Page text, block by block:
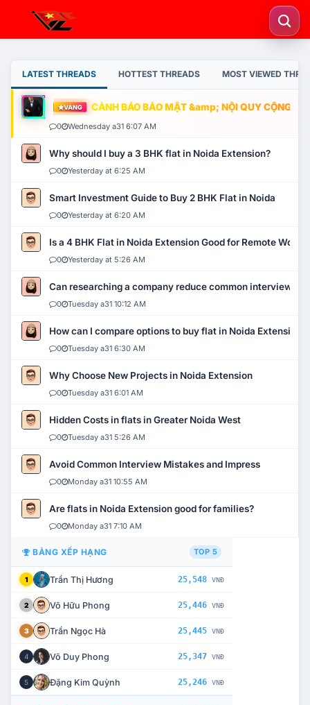
LATEST THREADS HOTTEST THREADS MOST VIEWED
VÀNG CẢNH BÁO BẢO MẬT &amp; NỘI QUY CỘNG
0 Wednesday a31 6:07 AM
Why should I buy a 3 BHK flat in Noida Extension?
0 Yesterday at 6:25 AM
Smart Investment Guide to Buy 2 BHK Flat in Noida
0 Yesterday at 6:20 AM
Is a 4 BHK Flat in Noida Extension Good for Remote Work?
0 Yesterday at 5:26 AM
Can researching a company reduce common interview
0 Tuesday a31 10:12 AM
How can I compare options to buy flat in Noida Extension?
0 Tuesday a31 6:30 AM
Why Choose New Projects in Noida Extension
0 Tuesday a31 6:01 AM
Hidden Costs in flats in Greater Noida West
0 Tuesday a31 5:26 AM
Avoid Common Interview Mistakes and Impress
0 Monday a31 10:55 AM
Are flats in Noida Extension good for families?
0 Monday a31 7:10 AM
BẢNG XẾP HẠNG TOP 5
1 Trần Thị Hương 25,548 VNĐ
2 Võ Hữu Phong 25,446 VNĐ
3 Trần Ngọc Hà 25,445 VNĐ
4 Võ Duy Phong 25,347 VNĐ
5 Đặng Kim Quỳnh 25,246 VNĐ